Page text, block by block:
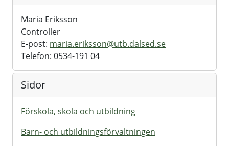
Maria Eriksson
Controller
E-post: maria.eriksson@utb.dalsed.se
Telefon: 0534-191 04
Sidor
Förskola, skola och utbildning
Barn- och utbildningsförvaltningen